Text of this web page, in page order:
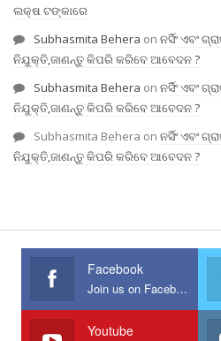
ଲକ୍ଷ ଟଙ୍କାରେ
Subhasmita Behera on ନର୍ସିଂ ଏବଂ
ନିଯୁକ୍ତି,ଜାଣନ୍ତୁ କିପରି କରିବେ ଆବେଦନ ?
Subhasmita Behera on ନର୍ସିଂ ଏବଂ
ନିଯୁକ୍ତି,ଜାଣନ୍ତୁ କିପରି କରିବେ ଆବେଦନ ?
Subhasmita Behera on ନର୍ସିଂ ଏବଂ
ନିଯୁକ୍ତି,ଜାଣନ୍ତୁ କିପରି କରିବେ ଆବେଦନ ?
Facebook
Join us on Facebook
Youtube